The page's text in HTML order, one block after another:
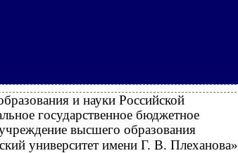
и науки Российской
государственное бюджетное
высшего образования
университет имени Г. В. Плеханова»